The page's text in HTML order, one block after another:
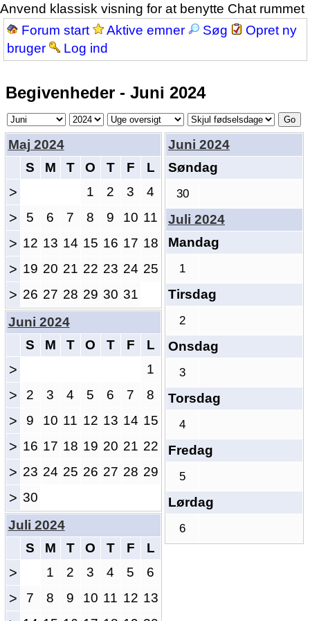
Anvend klassisk visning for at benytte Chat rummet
Forum start
Aktive emner Søg
Opret ny
bruger
Log ind
Begivenheder - Juni 2024
Maj 2024
S
M T O T F L
> 1 2 3 4
> 5 6 7 8 9 10 11
> 12 13 14 15 16 17 18
> 19 20 21 22 23 24 25
> 26 27 28 29 30 31
Juni 2024
Søndag
30
Juli 2024
Mandag
1
Tirsdag
2
Onsdag
3
Torsdag
4
Fredag
5
Lørdag
6
Juni 2024
S
M T O T F L
> 1
> 2 3 4 5 6 7 8
> 9 10 11 12 13 14 15
> 16 17 18 19 20 21 22
> 23 24 25 26 27 28 29
> 30
Juli 2024
S
M T O T F L
> 1 2 3 4 5 6
> 7 8 9 10 11 12 13